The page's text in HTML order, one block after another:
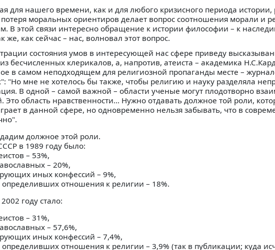
для нашего времени, как и для любого кризисного периода
моральных ориентиров делает вопрос соотношения морали и
В этой связи интересно обращение к истории философии – к
же, как сейчас – нас, волновал этот вопрос.
состояния умов в интересующей нас сфере приведу
бесчисленных клерикалов, а, напротив, атеиста – академика
в самом неподходящем для религиозной пропаганды месте –
"Но мне не хотелось бы также, чтобы религию и науку разделяла
В одной – самой важной – области ученые могут плодотворно
Это область нравственности... Нужно отдавать должное той роли,
в данной сфере, но одновременно нельзя забывать, что в
должное этой роли.
в 1989 году было:
– 53%,
– 20%,
иных конфессий – 9%,
определивших отношения к религии – 18%.
году стало:
– 31%,
– 57,6%,
иных конфессий – 7,4%,
определивших отношения к религии – 3,9% (так в публикации; куда